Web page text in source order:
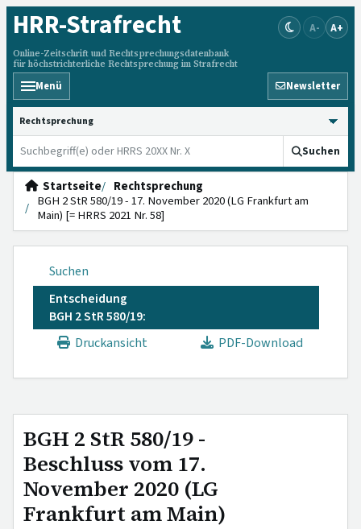
HRR-Strafrecht
Online-Zeitschrift und Rechtsprechungsdatenbank
für höchstrichterliche Rechtsprechung im Strafrecht
A- A+
Menü Newsletter
HRRS durchsuchen
Suchen
Startseite
Rechtsprechung
BGH 2 StR 580/19 - 17. November 2020 (LG Frankfurt am
Main) [= HRRS 2021 Nr. 58]
Suchen
Entscheidung
BGH 2 StR 580/19:
Druckansicht
PDF-Download
BGH 2 StR 580/19 -
Beschluss vom 17.
November 2020 (LG
Frankfurt am Main)